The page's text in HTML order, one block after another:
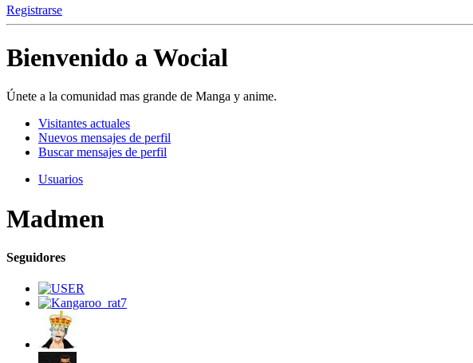
Registrarse
Bienvenido a Wocial
Únete a la comunidad mas grande de Manga y anime.
Visitantes actuales
Nuevos mensajes de perfil
Buscar mensajes de perfil
Usuarios
Madmen
Seguidores